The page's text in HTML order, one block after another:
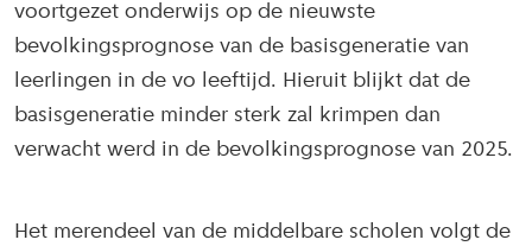
voortgezet onderwijs op de nieuwste
bevolkingsprognose van de basisgeneratie van
leerlingen in de vo leeftijd. Hieruit blijkt dat de
basisgeneratie minder sterk zal krimpen dan
verwacht werd in de bevolkingsprognose van 2025.
Het merendeel van de middelbare scholen volgt de